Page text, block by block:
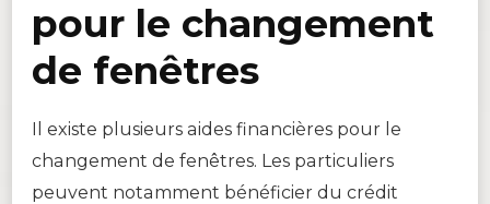
pour le changement
de fenêtres
Il existe plusieurs aides financières pour le
changement de fenêtres. Les particuliers
peuvent notamment bénéficier du crédit